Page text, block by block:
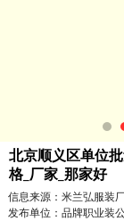
北京顺义区单位
格_厂家_那家好
信息来源：米兰弘服装
发布单位：品牌职业装